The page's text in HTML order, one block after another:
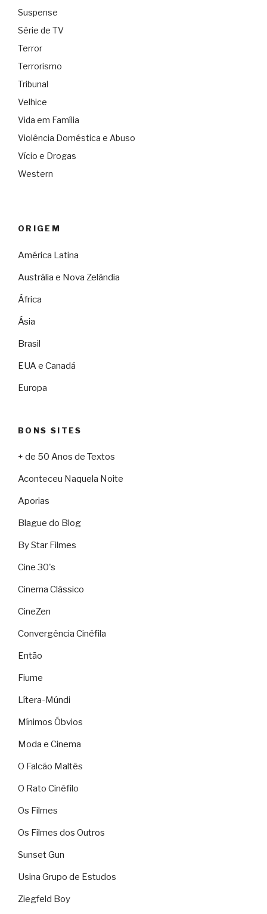
Suspense
Série de TV
Terror
Terrorismo
Tribunal
Velhice
Vida em Família
Violência Doméstica e Abuso
Vício e Drogas
Western
ORIGEM
América Latina
Austrália e Nova Zelândia
África
Ásia
Brasil
EUA e Canadá
Europa
BONS SITES
+ de 50 Anos de Textos
Aconteceu Naquela Noite
Aporias
Blague do Blog
By Star Filmes
Cine 30's
Cinema Clássico
CineZen
Convergência Cinéfila
Então
Fiume
Lítera-Múndi
Mínimos Óbvios
Moda e Cinema
O Falcão Maltês
O Rato Cinéfilo
Os Filmes
Os Filmes dos Outros
Sunset Gun
Usina Grupo de Estudos
Ziegfeld Boy